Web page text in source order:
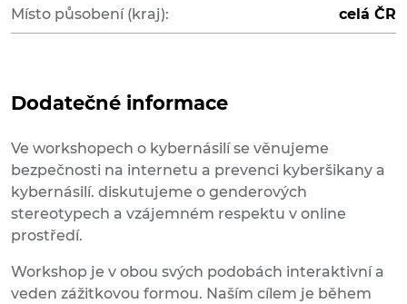
Místo působení (kraj): celá ČR
Dodatečné informace
Ve workshopech o kybernásilí se věnujeme
bezpečnosti na internetu a prevenci kyberšikany a
kybernásilí. diskutujeme o genderových
stereotypech a vzájemném respektu v online
prostředí.
Workshop je v obou svých podobách interaktivní a
veden zážitkovou formou. Naším cílem je během